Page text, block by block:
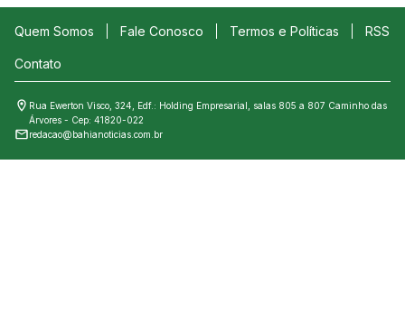
Quem Somos Fale Conosco Termos e Políticas RSS
Contato
Rua Ewerton Visco, 324, Edf.: Holding Empresarial, salas 805 a 807 Caminho das
Árvores - Cep: 41820-022
redacao@bahianoticias.com.br